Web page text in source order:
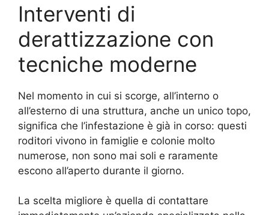
Interventi di
derattizzazione con
tecniche moderne
Nel momento in cui si scorge, all’interno o
all’esterno di una struttura, anche un unico topo,
significa che l’infestazione è già in corso: questi
roditori vivono in famiglie e colonie molto
numerose, non sono mai soli e raramente
escono all’aperto durante il giorno.
La scelta migliore è quella di contattare